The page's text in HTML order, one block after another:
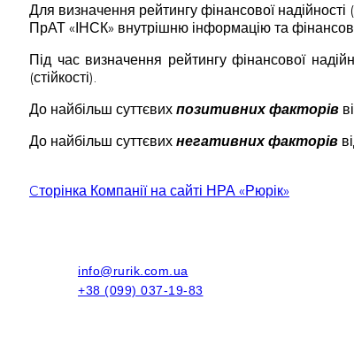
Для визначення рейтингу фінансової
ПрАТ «ІНСК» внутрішню інформацію та
Під час визначення рейтингу фінансової
(стійкості).
До найбільш суттєвих позитивних факторів
До найбільш суттєвих негативних факторів
Cторінка Компанії на сайті НРА «Рюрік»
info@rurik.com.ua
+38 (099) 037-19-83